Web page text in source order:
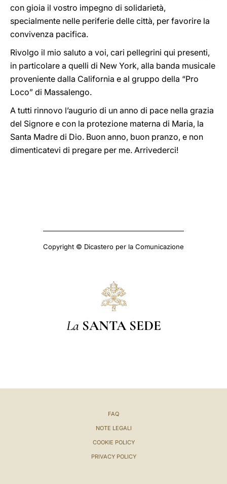
con gioia il vostro impegno di solidarietà,
specialmente nelle periferie delle città, per favorire la
convivenza pacifica.
Rivolgo il mio saluto a voi, cari pellegrini qui presenti,
in particolare a quelli di New York, alla banda musicale
proveniente dalla California e al gruppo della “Pro
Loco” di Massalengo.
A tutti rinnovo l’augurio di un anno di pace nella grazia
del Signore e con la protezione materna di Maria, la
Santa Madre di Dio. Buon anno, buon pranzo, e non
dimenticatevi di pregare per me. Arrivederci!
Copyright © Dicastero per la Comunicazione
La SANTA SEDE
FAQ
NOTE LEGALI
COOKIE POLICY
PRIVACY POLICY